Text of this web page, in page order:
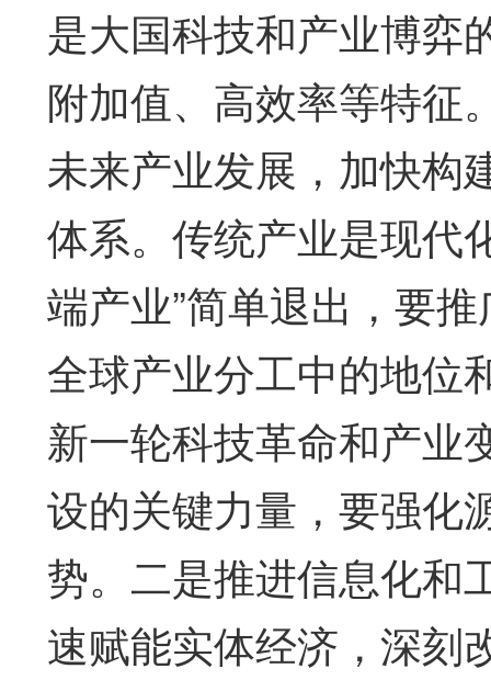
是大国科技和产业博弈
附加值、高效率等特征
未来产业发展，加快构
体系。传统产业是现代
端产业”简单退出，要
全球产业分工中的地位
新一轮科技革命和产业
设的关键力量，要强化
势。二是推进信息化和
速赋能实体经济，深刻